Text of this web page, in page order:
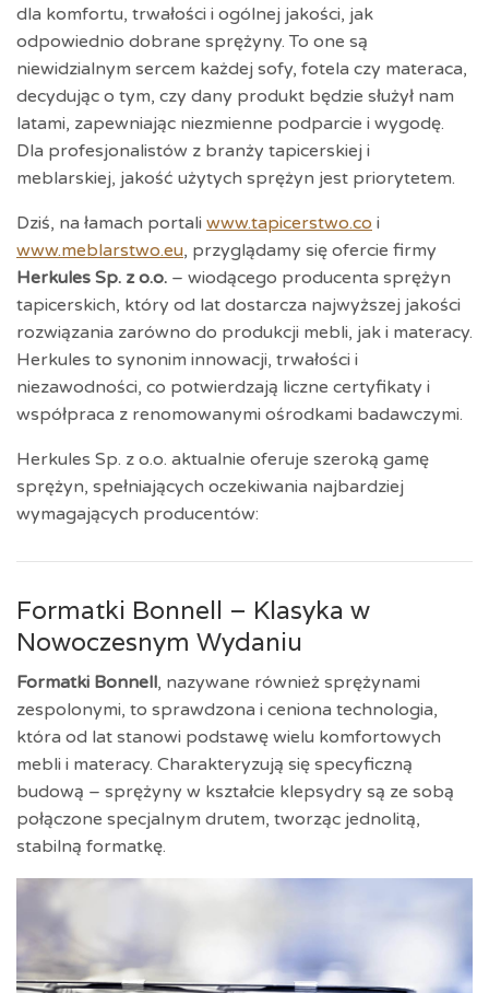
dla komfortu, trwałości i ogólnej jakości, jak
odpowiednio dobrane sprężyny. To one są
niewidzialnym sercem każdej sofy, fotela czy materaca,
decydując o tym, czy dany produkt będzie służył nam
latami, zapewniając niezmienne podparcie i wygodę.
Dla profesjonalistów z branży tapicerskiej i
meblarskiej, jakość użytych sprężyn jest priorytetem.
Dziś, na łamach portali www.tapicerstwo.co i
www.meblarstwo.eu, przyglądamy się ofercie firmy
Herkules Sp. z o.o. – wiodącego producenta sprężyn
tapicerskich, który od lat dostarcza najwyższej jakości
rozwiązania zarówno do produkcji mebli, jak i materacy.
Herkules to synonim innowacji, trwałości i
niezawodności, co potwierdzają liczne certyfikaty i
współpraca z renomowanymi ośrodkami badawczymi.
Herkules Sp. z o.o. aktualnie oferuje szeroką gamę
sprężyn, spełniających oczekiwania najbardziej
wymagających producentów:
Formatki Bonnell – Klasyka w
Nowoczesnym Wydaniu
Formatki Bonnell, nazywane również sprężynami
zespolonymi, to sprawdzona i ceniona technologia,
która od lat stanowi podstawę wielu komfortowych
mebli i materacy. Charakteryzują się specyficzną
budową – sprężyny w kształcie klepsydry są ze sobą
połączone specjalnym drutem, tworząc jednolitą,
stabilną formatkę.